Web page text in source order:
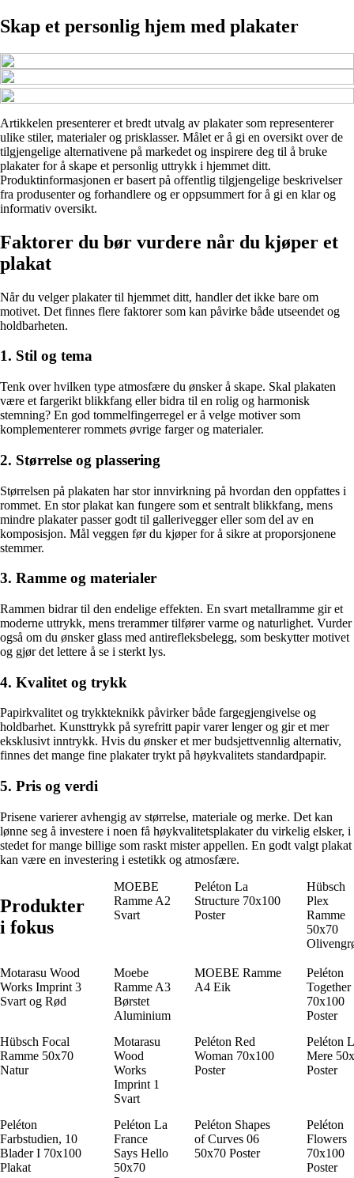
Skap et personlig hjem med plakater
Artikkelen presenterer et bredt utvalg av plakater som representerer
ulike stiler, materialer og prisklasser. Målet er å gi en oversikt over de
tilgjengelige alternativene på markedet og inspirere deg til å bruke
plakater for å skape et personlig uttrykk i hjemmet ditt.
Produktinformasjonen er basert på offentlig tilgjengelige beskrivelser
fra produsenter og forhandlere og er oppsummert for å gi en klar og
informativ oversikt.
Faktorer du bør vurdere når du kjøper et
plakat
Når du velger plakater til hjemmet ditt, handler det ikke bare om
motivet. Det finnes flere faktorer som kan påvirke både utseendet og
holdbarheten.
1. Stil og tema
Tenk over hvilken type atmosfære du ønsker å skape. Skal plakaten
være et fargerikt blikkfang eller bidra til en rolig og harmonisk
stemning? En god tommelfingerregel er å velge motiver som
komplementerer rommets øvrige farger og materialer.
2. Størrelse og plassering
Størrelsen på plakaten har stor innvirkning på hvordan den oppfattes i
rommet. En stor plakat kan fungere som et sentralt blikkfang, mens
mindre plakater passer godt til gallerivegger eller som del av en
komposisjon. Mål veggen før du kjøper for å sikre at proporsjonene
stemmer.
3. Ramme og materialer
Rammen bidrar til den endelige effekten. En svart metallramme gir et
moderne uttrykk, mens trerammer tilfører varme og naturlighet. Vurder
også om du ønsker glass med antirefleksbelegg, som beskytter motivet
og gjør det lettere å se i sterkt lys.
4. Kvalitet og trykk
Papirkvalitet og trykkteknikk påvirker både fargegjengivelse og
holdbarhet. Kunsttrykk på syrefritt papir varer lenger og gir et mer
eksklusivt inntrykk. Hvis du ønsker et mer budsjettvennlig alternativ,
finnes det mange fine plakater trykt på høykvalitets standardpapir.
5. Pris og verdi
Prisene varierer avhengig av størrelse, materiale og merke. Det kan
lønne seg å investere i noen få høykvalitetsplakater du virkelig elsker, i
stedet for mange billige som raskt mister appellen. En godt valgt plakat
kan være en investering i estetikk og atmosfære.
Produkter
i fokus
MOEBE
Ramme A2
Svart
Peléton La
Structure 70x100
Poster
Hübsch
Plex
Ramme
50x70
Motarasu Wood
Works Imprint 3
Svart og Rød
Moebe
Ramme A3
Børstet
Aluminium
MOEBE Ramme
A4 Eik
Peléton
Together
70x100
Poster
Hübsch Focal
Ramme 50x70
Natur
Motarasu
Wood
Works
Imprint 1
Svart
Peléton Red
Woman 70x100
Poster
Peléton
Mere
Poster
Peléton
Farbstudien, 10
Blader I 70x100
Plakat
Peléton La
France
Says Hello
50x70
Peléton Shapes
of Curves 06
50x70 Poster
Peléton
Flowers
70x100
Poster